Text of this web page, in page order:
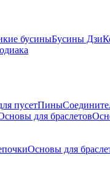
бусиныБусины Дзи
пусетПины
для браслетов
Основы для